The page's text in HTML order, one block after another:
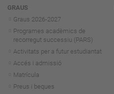
Navegació
GRAUS
Graus 2026-2027
Programes acadèmics de
recorregut successiu (PARS)
Activitats per a futur estudiantat
Accés i admissió
Matrícula
Preus i beques